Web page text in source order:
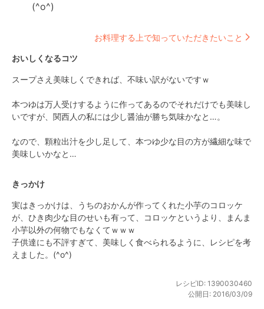
(^o^)
お料理する上で知っていただきたいこと
おいしくなるコツ
スープさえ美味しくできれば、不味い訳がないですｗ
本つゆは万人受けするように作ってあるのでそれだけでも美味し
いですが、関西人の私には少し醤油が勝ち気味かなと…。
なので、顆粒出汁を少し足して、本つゆ少な目の方が繊細な味で
美味しいかなと…
きっかけ
実はきっかけは、うちのおかんが作ってくれた小芋のコロッケ
が、ひき肉少な目のせいも有って、コロッケというより、まんま
小芋以外の何物でもなくてｗｗｗ
子供達にも不評すぎて、美味しく食べられるように、レシピを考
えました。(^o^)
レシピID: 1390030460
公開日: 2016/03/09